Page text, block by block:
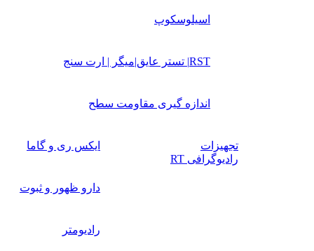
اسیلوسکوپ
RST| تستر عایق|میگر | ارت سنج
اندازه گیری مقاومت سطح
تجهیزات
رادیوگرافی RT
ایکس ری و گاما
دارو ظهور و ثبوت
رادیومتر